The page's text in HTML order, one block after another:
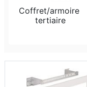
Coffret/armoire
tertiaire